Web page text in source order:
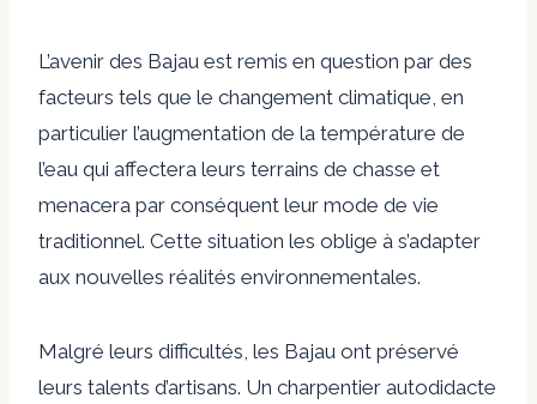
L’avenir des Bajau est remis en question par des
facteurs tels que le changement climatique, en
particulier l’augmentation de la température de
l’eau qui affectera leurs terrains de chasse et
menacera par conséquent leur mode de vie
traditionnel. Cette situation les oblige à s’adapter
aux nouvelles réalités environnementales.
Malgré leurs difficultés, les Bajau ont préservé
leurs talents d’artisans. Un charpentier autodidacte